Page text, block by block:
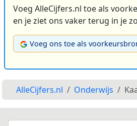
Voeg AlleCijfers.nl toe als
en je ziet ons vaker terug in je
Voeg ons toe als
AlleCijfers.nl Onderwijs